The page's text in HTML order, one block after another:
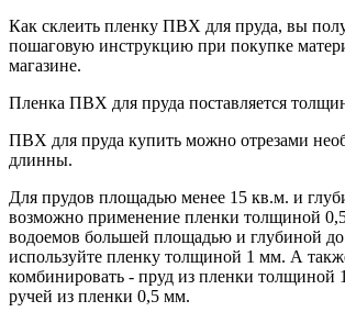
Как склеить пленку ПВХ для пруда, вы
пошаговую инструкцию при покупке
магазине.
Пленка ПВХ для пруда поставляется
ПВХ для пруда купить можно отрезами
длинны.
Для прудов площадью менее 15 кв.м. и
возможно применение пленки толщиной
водоемов большей площадью и глубиной
используйте пленку толщиной 1 мм. А
комбинировать - пруд из пленки
ручей из пленки 0,5 мм.